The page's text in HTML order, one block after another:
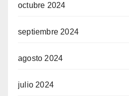
octubre 2024
septiembre 2024
agosto 2024
julio 2024